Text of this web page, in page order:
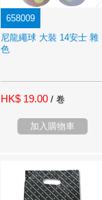
658009
尼龍繩球 大裝 14安士 雜
色
HK$ 19.00 / 卷
加入購物車